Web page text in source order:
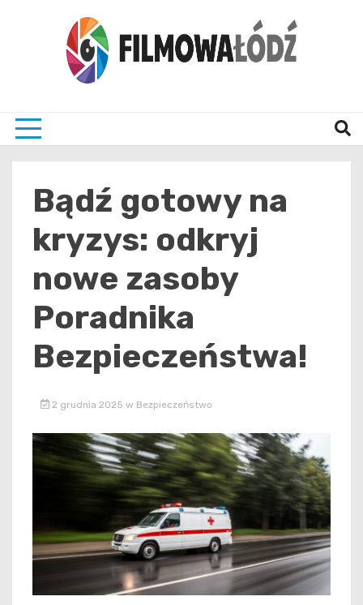
Bądź gotowy na
kryzys: odkryj
nowe zasoby
Poradnika
Bezpieczeństwa!
2 grudnia 2025 w Bezpieczeństwo